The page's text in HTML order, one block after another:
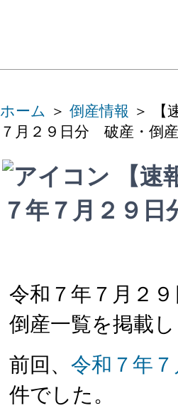
ホーム ＞ 倒産情報 ＞ 【
７月２９日分 破産・倒
【速
７年７月２９
令和７年７月２
倒産一覧を掲載
前回、 令和７年
件でした。